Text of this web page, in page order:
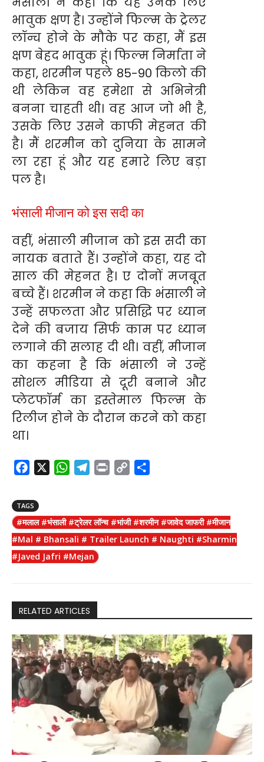
भावुक क्षण है। उन्होंने फिल्म के ट्रेलर
लॉन्च होने के मौके पर कहा, मैं इस
क्षण बेहद भावुक हूं। फिल्म निर्माता ने
कहा, शरमीन पहले 85-90 किलो की
थी लेकिन वह हमेशा से अभिनेत्री
बनना चाहती थी। वह आज जो भी है,
उसके लिए उसने काफी मेहनत की
है। मैं शरमीन को दुनिया के सामने
ला रहा हूं और यह हमारे लिए बड़ा
पल है।
भंसाली मीजान को इस सदी का
वहीं, भंसाली मीजान को इस सदी का
नायक बताते हैं। उन्होंने कहा, यह दो
साल की मेहनत है। ए दोनों मजबूत
बच्चे हैं। शरमीन ने कहा कि भंसाली ने
उन्हें सफलता और प्रसिद्धि पर ध्यान
देने की बजाय सिर्फ काम पर ध्यान
लगाने की सलाह दी थी। वहीं, मीजान
का कहना है कि भंसाली ने उन्हें
सोशल मीडिया से दूरी बनाने और
प्लेटफॉर्म का इस्तेमाल फिल्म के
रिलीज होने के दौरान करने को कहा
था।
c
e
b
o
o
W
t
s
A
p
e
g
r
a
n
t
y
L
i
r
e
TAGS
#मलाल #भंसाली #ट्रेलर लॉन्च #भांजी #शरमीन #जावेद जाफरी #मीजान
#Mal # Bhansali # Trailer Launch # Naughti #Sharmin
#Javed Jafri #Mejan
RELATED ARTICLES